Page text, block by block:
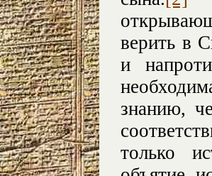
верить в
и
знанию,
только